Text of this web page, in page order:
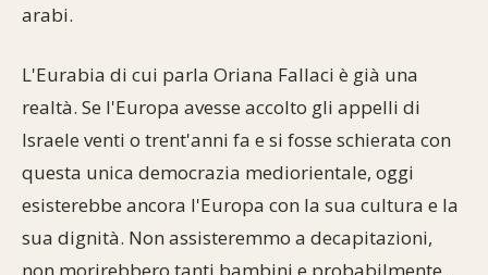
arabi.
L'Eurabia di cui parla Oriana Fallaci è già una
realtà. Se l'Europa avesse accolto gli appelli di
Israele venti o trent'anni fa e si fosse schierata con
questa unica democrazia mediorientale, oggi
esisterebbe ancora l'Europa con la sua cultura e la
sua dignità. Non assisteremmo a decapitazioni,